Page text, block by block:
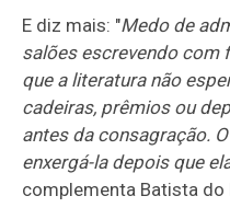
E diz mais: "Medo de
salões escrevendo com
que a literatura não
cadeiras, prêmios ou
antes da consagração.
enxergá-la depois que
complementa Batista do